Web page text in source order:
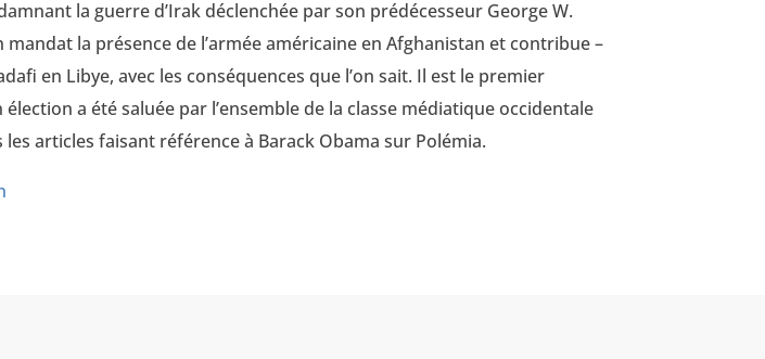
la guerre d’Irak déclenchée par son prédécesseur George W.
la présence de l’armée américaine en Afghanistan et contribue –
en Libye, avec les conséquences que l’on sait. Il est le premier
a été saluée par l’ensemble de la classe médiatique occidentale
articles faisant référence à Barack Obama sur Polémia.